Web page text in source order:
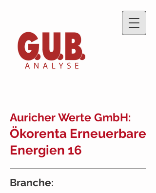
Auricher Werte GmbH:
Ökorenta Erneuerbare
Energien 16
Branche: